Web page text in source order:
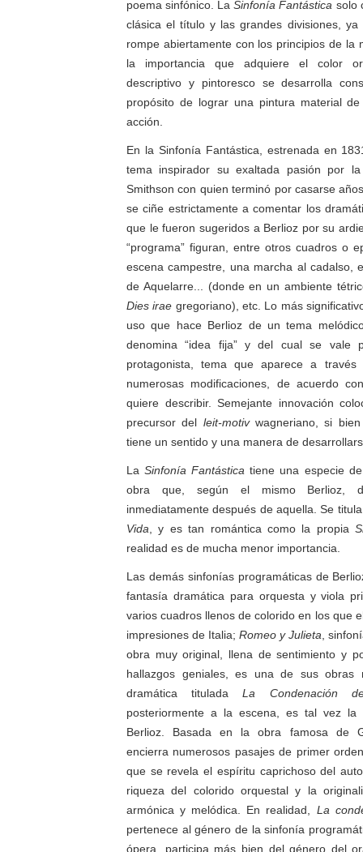
poema sinfónico. LaSinfonía Fantástica solo
clásica el título y las grandes divisiones,
rompe abiertamente con los principios de la
la importancia que adquiere el color
descriptivo y pintoresco se desarrolla
propósito de lograr una pintura material
acción.
En la Sinfonía Fantástica, estrenada en
tema inspirador su exaltada pasión por
Smithson con quien terminó por casarse
se ciñe estrictamente a comentar los
que le fueron sugeridos a Berlioz por su
“programa” figuran, entre otros cuadros o
escena campestre, una marcha al cadalso,
de Aquelarre... (donde en un ambiente
Dies irae gregoriano), etc. Lo más
uso que hace Berlioz de un tema
denomina “idea fija” y del cual se vale
protagonista, tema que aparece a
numerosas modificaciones, de acuerdo
quiere describir. Semejante innovación
precursor del leit-motivwagneriano, si bien
tiene un sentido y una manera de
LaSinfonía Fantástica tiene una especie
obra que, según el mismo Berlioz,
inmediatamente después de aquella. Se
Vida , y es tan romántica como la propia
realidad es de mucha menor importancia.
Las demás sinfonías programáticas de
fantasía dramática para orquesta y viola
varios cuadros llenos de colorido en los que
impresiones de Italia; Romeo y Julieta ,
obra muy original, llena de sentimiento y
hallazgos geniales, es una de sus obras
dramática tituladaLa Condenación
posteriormente a la escena, es tal vez la
Berlioz. Basada en la obra famosa de
encierra numerosos pasajes de primer
que se revela el espíritu caprichoso del
riqueza del colorido orquestal y la
armónica y melódica. En realidad, La
pertenece al género de la sinfonía
ópera, participa más bien del género del